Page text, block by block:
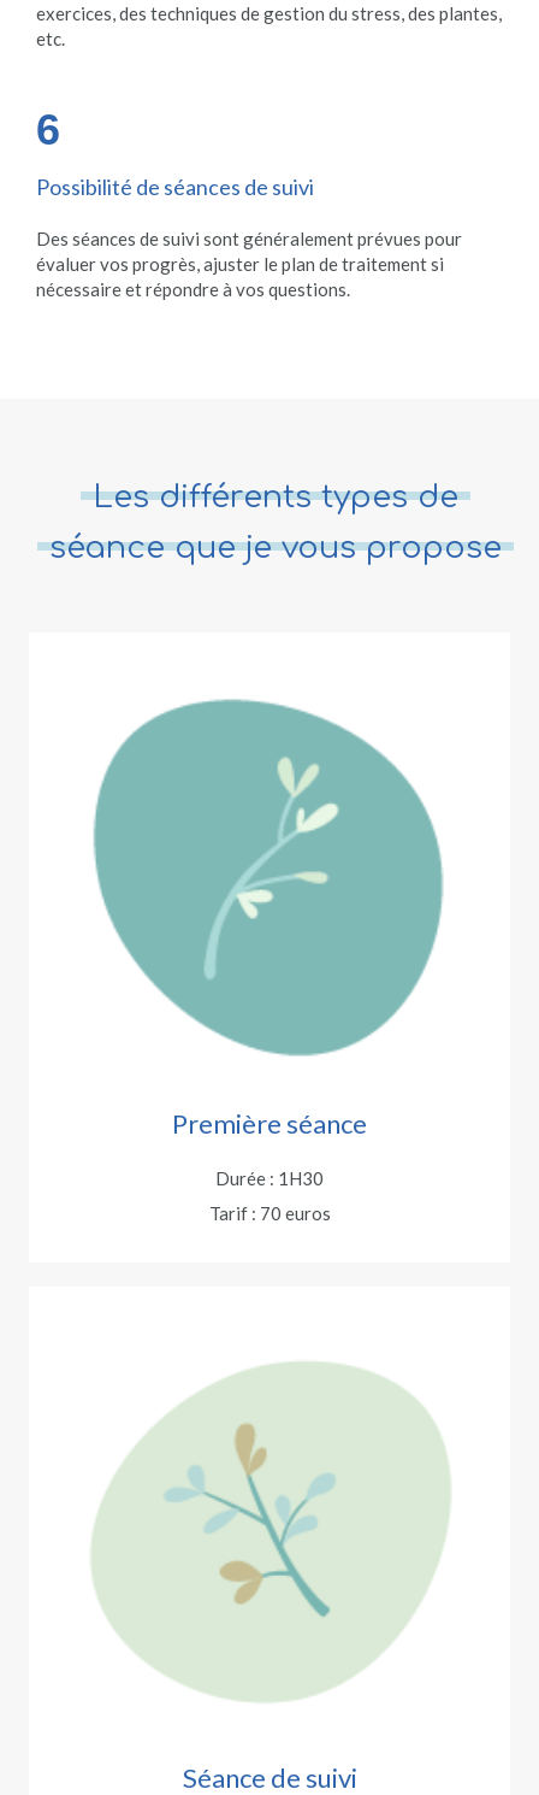
exercices, des techniques de gestion du stress, des plantes,
etc.
6
Possibilité de séances de suivi
Des séances de suivi sont généralement prévues pour
évaluer vos progrès, ajuster le plan de traitement si
nécessaire et répondre à vos questions.
Les différents types de
séance que je vous propose
Première séance
Durée : 1H30
Tarif : 70 euros
Séance de suivi